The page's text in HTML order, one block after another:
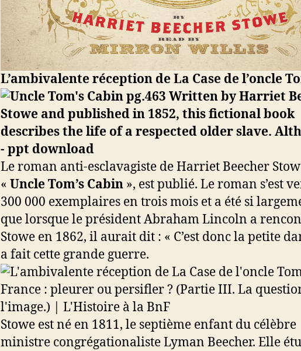
L’ambivalente réception de La Case de l’oncle
Le roman anti-esclavagiste de Harriet Beecher
« Uncle Tom’s Cabin », est publié. Le roman s’est
300 000 exemplaires en trois mois et a été si
que lorsque le président Abraham Lincoln a
Stowe en 1862, il aurait dit : « C’est donc la petite
a fait cette grande guerre.
Stowe est né en 1811, le septième enfant du célèbre
ministre congrégationaliste Lyman Beecher. Elle